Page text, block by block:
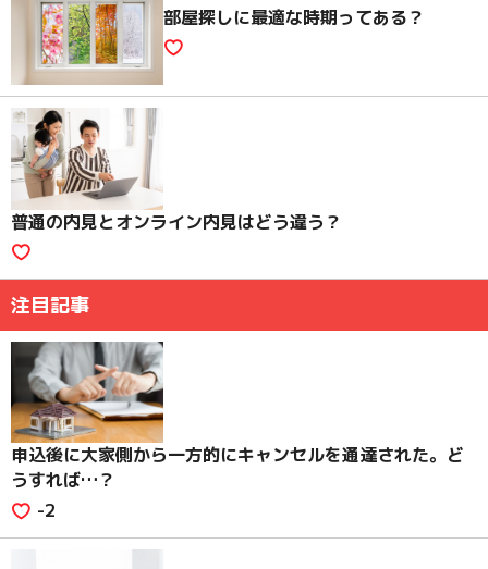
部屋探しに最適な時期ってある？
普通の内見とオンライン内見はどう違う？
注目記事
申込後に大家側から一方的にキャンセルを通達された。ど
うすれば…？
-2